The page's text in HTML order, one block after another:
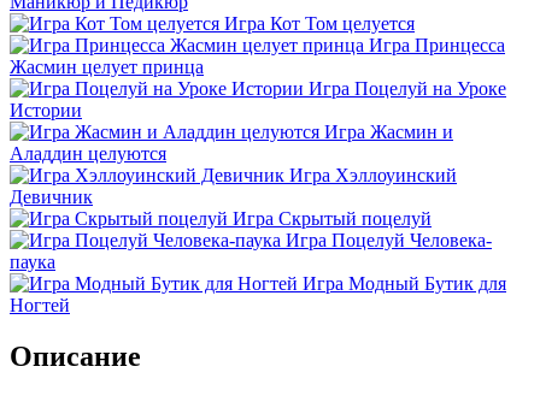
Игра Кот Том целуется
Игра Принцесса
Жасмин целует принца
Игра Поцелуй на Уроке
Истории
Игра Жасмин и
Аладдин целуются
Игра Хэллоуинский
Девичник
Игра Скрытый поцелуй
Игра Поцелуй Человека-
паука
Игра Модный Бутик для
Ногтей
Описание